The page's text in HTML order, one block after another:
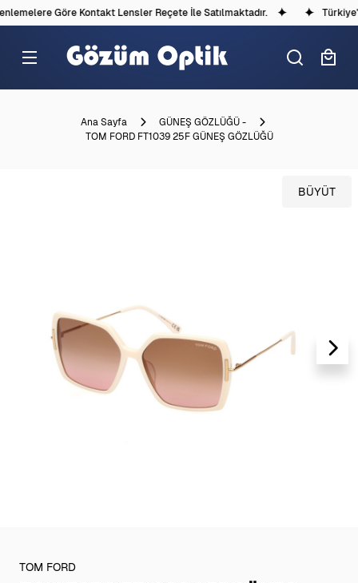
Göre Kontakt Lensler Reçete İle Satılmaktadır.
Ana Sayfa
GÜNEŞ GÖZLÜĞÜ -
TOM FORD FT1039 25F GÜNEŞ GÖZLÜĞÜ
BÜYÜT
TOM FORD